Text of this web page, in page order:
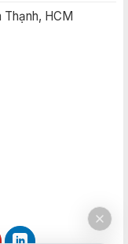
Thạnh, HCM